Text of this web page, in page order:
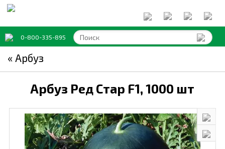
0-800-335-895
« Арбуз
Арбуз Ред Стар F1,1000 шт